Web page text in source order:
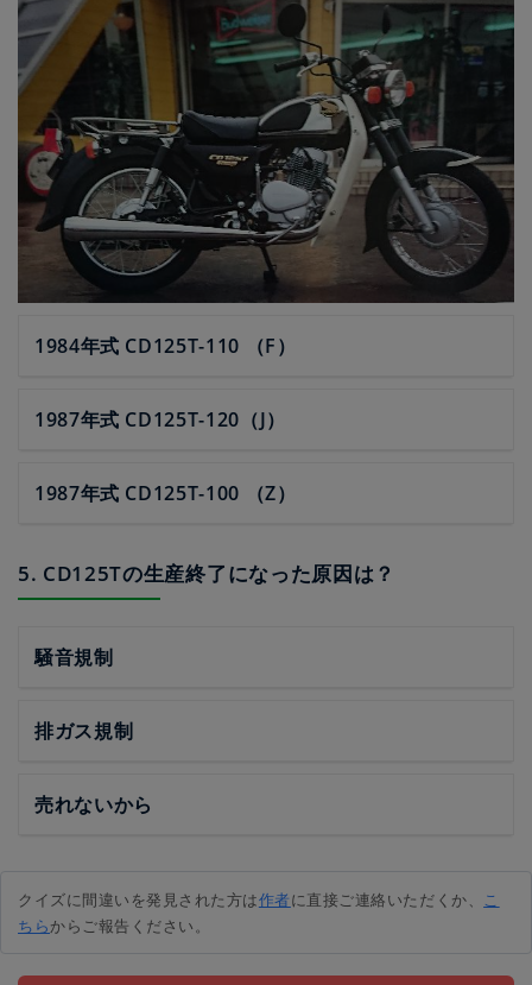
1984年式 CD125T-110 （F）
1987年式 CD125T-120（J）
1987年式 CD125T-100 （Z）
5. CD125Tの生産終了になった原因は？
騒音規制
排ガス規制
売れないから
クイズに間違いを発見された方は作者に直接ご連絡いただくか、 こ
ちらからご報告ください。